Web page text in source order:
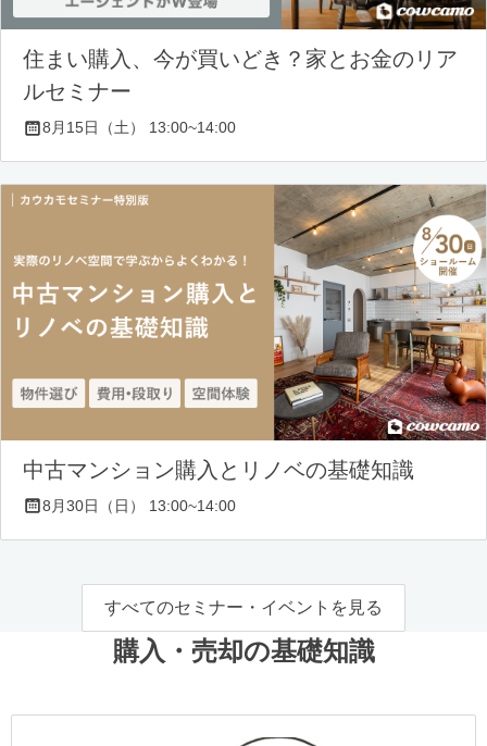
住まい購入、今が買いどき？家とお金のリア
ルセミナー
8月15日（土） 13:00~14:00
中古マンション購入とリノベの基礎知識
8月30日（日） 13:00~14:00
すべてのセミナー・イベントを見る
購入・売却の基礎知識